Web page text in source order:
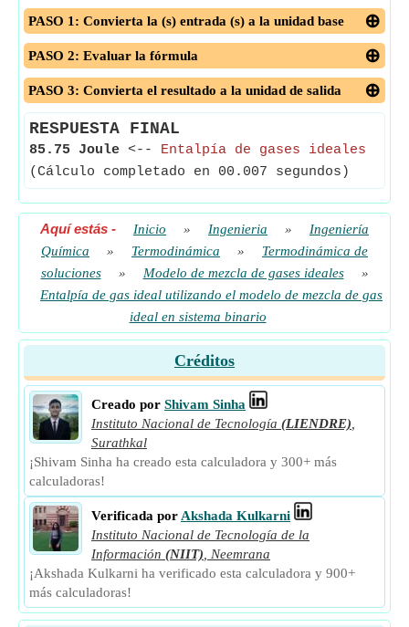
PASO 1: Convierta la (s) entrada (s) a la unidad base
PASO 2: Evaluar la fórmula
PASO 3: Convierta el resultado a la unidad de salida
RESPUESTA FINAL
85.75 Joule <-- Entalpía de gases ideales
(Cálculo completado en 00.007 segundos)
Aquí estás - Inicio » Ingenieria »
Ingeniería
Química
» Termodinámica »
Termodinámica de
soluciones
» Modelo de mezcla de gases ideales
»
Entalpía de gas ideal utilizando el modelo de mezcla de gas
ideal en sistema binario
Créditos
Creado por Shivam Sinha
Instituto Nacional de Tecnología (LIENDRE)
Surathkal
¡Shivam Sinha ha creado esta calculadora y 300+ más
calculadoras!
Verificada por Akshada Kulkarni
Instituto Nacional de Tecnología de la
Información (NIIT)
Neemrana
¡Akshada Kulkarni ha verificado esta calculadora y 900+
más calculadoras!